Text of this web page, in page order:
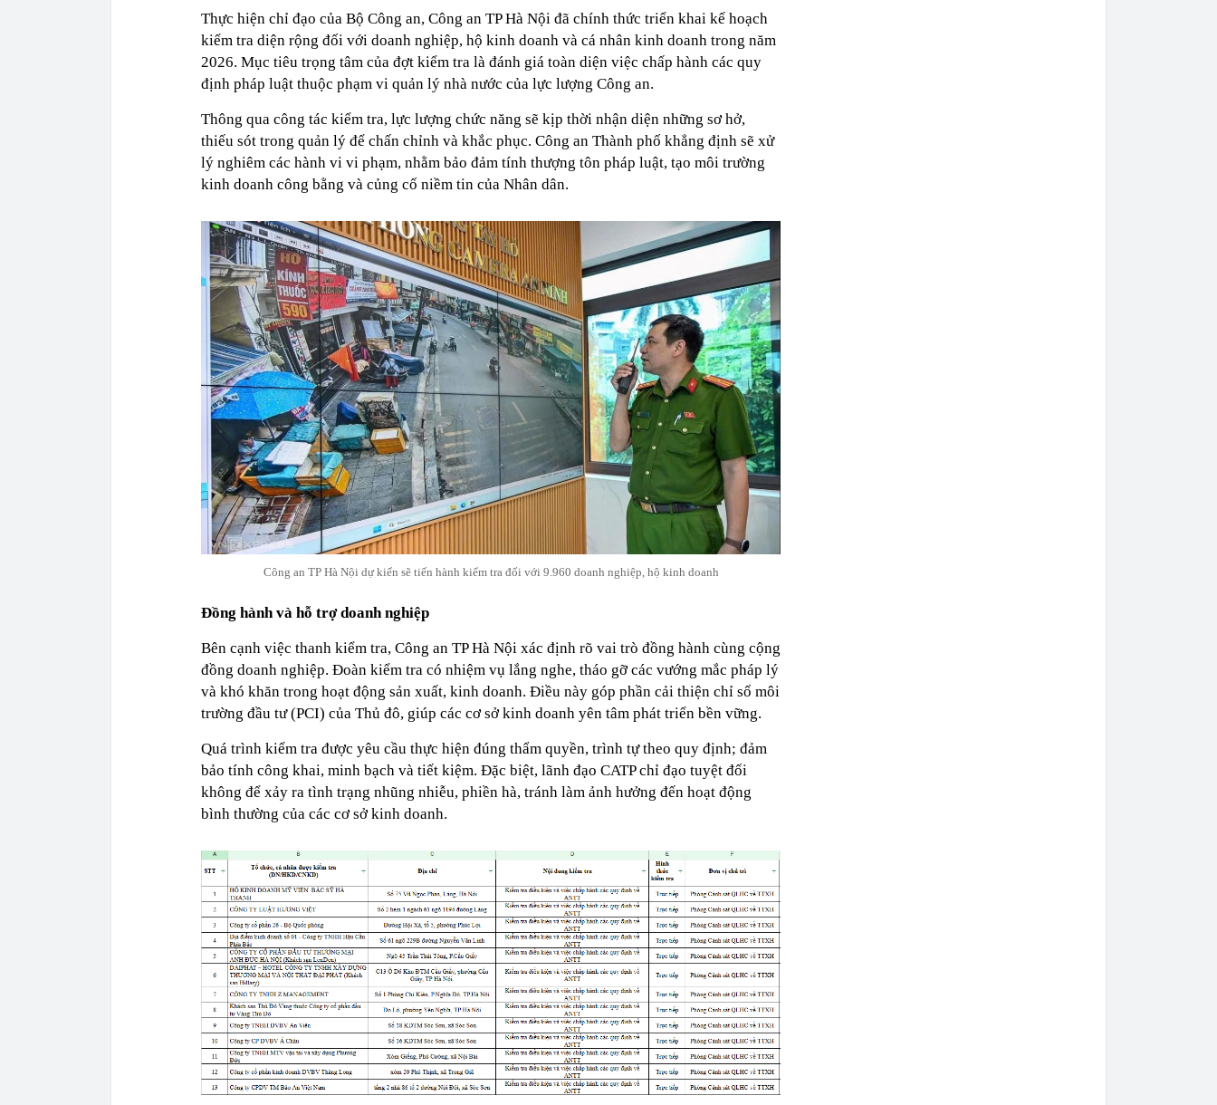
Thực hiện chỉ đạo của Bộ Công an, Công an TP Hà Nội đã chính thức triển khai kế hoạch
kiểm tra diện rộng đối với doanh nghiệp, hộ kinh doanh và cá nhân kinh doanh trong năm
2026. Mục tiêu trọng tâm của đợt kiểm tra là đánh giá toàn diện việc chấp hành các quy
định pháp luật thuộc phạm vi quản lý nhà nước của lực lượng Công an.
Thông qua công tác kiểm tra, lực lượng chức năng sẽ kịp thời nhận diện những sơ hở,
thiếu sót trong quản lý để chấn chỉnh và khắc phục. Công an Thành phố khẳng định sẽ xử
lý nghiêm các hành vi vi phạm, nhằm bảo đảm tính thượng tôn pháp luật, tạo môi trường
kinh doanh công bằng và củng cố niềm tin của Nhân dân.
Công an TP Hà Nội dự kiến sẽ tiến hành kiểm tra đối với 9.960 doanh nghiệp, hộ kinh doanh
Đồng hành và hỗ trợ doanh nghiệp
Bên cạnh việc thanh kiểm tra, Công an TP Hà Nội xác định rõ vai trò đồng hành cùng cộng
đồng doanh nghiệp. Đoàn kiểm tra có nhiệm vụ lắng nghe, tháo gỡ các vướng mắc pháp lý
và khó khăn trong hoạt động sản xuất, kinh doanh. Điều này góp phần cải thiện chỉ số môi
trường đầu tư (PCI) của Thủ đô, giúp các cơ sở kinh doanh yên tâm phát triển bền vững.
Quá trình kiểm tra được yêu cầu thực hiện đúng thẩm quyền, trình tự theo quy định; đảm
bảo tính công khai, minh bạch và tiết kiệm. Đặc biệt, lãnh đạo CATP chỉ đạo tuyệt đối
không để xảy ra tình trạng nhũng nhiễu, phiền hà, tránh làm ảnh hưởng đến hoạt động
bình thường của các cơ sở kinh doanh.